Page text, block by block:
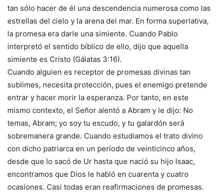
tan sólo hacer de él una descendencia numerosa como las
estrellas del cielo y la arena del mar. En forma superlativa,
la promesa era darle una simiente. Cuando Pablo
interpretó el sentido bíblico de ello, dijo que aquella
simiente es Cristo (Gálatas 3:16).
Cuando alguien es receptor de promesas divinas tan
sublimes, necesita protección, pues el enemigo pretende
entrar y hacer morir la esperanza. Por tanto, en este
mismo contexto, el Señor alentó a Abram y le dijo: No
temas, Abram; yo soy tu escudo, y tu galardón será
sobremanera grande. Cuando estudiamos el trato divino
con dicho patriarca en un período de veinticinco años,
desde que lo sacó de Ur hasta que nació su hijo Isaac,
encontramos que Dios le habló en cuarenta y cuatro
ocasiones. Casi todas eran reafirmaciones de promesas.